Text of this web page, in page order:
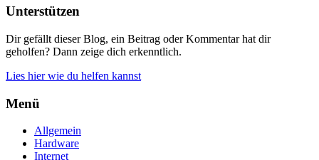
Unterstützen
Dir gefällt dieser Blog, ein Beitrag oder Kommentar hat dir
geholfen? Dann zeige dich erkenntlich.
Lies hier wie du helfen kannst
Menü
Allgemein
Hardware
Internet